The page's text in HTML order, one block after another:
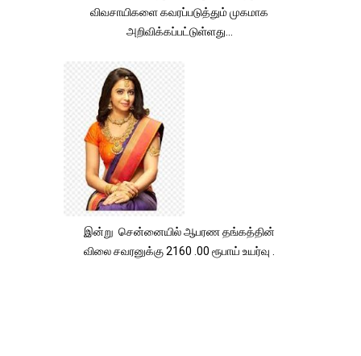
விவசாயிகளை கவரப்படுத்தும் முகமாக
அறிவிக்கப்பட்டுள்ளது...
இன்று சென்னையில் ஆபரண தங்கத்தின்
விலை சவரனுக்கு 2160 .00 ரூபாய் உயர்வு .